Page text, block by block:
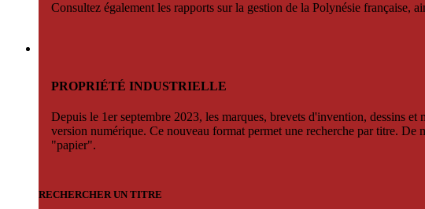
Consultez également les rapports sur la gestion de la Polynésie française,
PROPRIÉTÉ INDUSTRIELLE
Depuis le 1er septembre 2023, les marques, brevets d'invention, dessins
version numérique. Ce nouveau format permet une recherche par titre.
"papier".
RECHERCHER UN TITRE